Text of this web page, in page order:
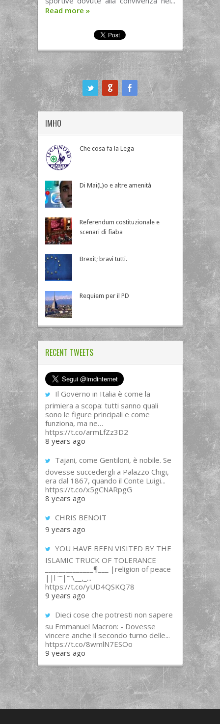
Read more »
IMHO
Che cosa fa la Lega
Di Mai(L)o e altre amenità
Referendum costituzionale e
scenari di fiaba
Brexit; bravi tutti.
Requiem per il PD
RECENT TWEETS
Il Governo in Italia è come la
primiera a scopa: tutti sanno quali
sono le figure principali e come
funziona, ma ne…
https://t.co/armLfZz3D2
8 years ago
Tajani, come Gentiloni, è nobile. Se
dovesse succedergli a Palazzo Chigi,
era dal 1867, quando il Conte Luigi...
https://t.co/x5gCNARpgG
8 years ago
CHRIS BENOIT
9 years ago
YOU HAVE BEEN VISITED BY THE
ISLAMIC TRUCK OF TOLERANCE
______________¶___ |religion of peace
||l “”|””\__,_...
https://t.co/yUD4QSKQ78
9 years ago
Dieci cose che potresti non sapere
su Emmanuel Macron: - Dovesse
vincere anche il secondo turno delle...
https://t.co/8wmlN7ESOo
9 years ago